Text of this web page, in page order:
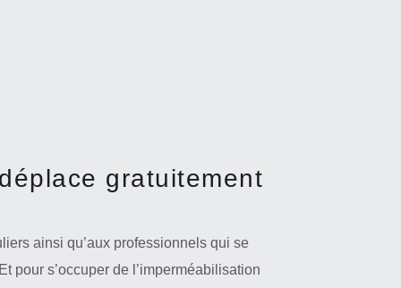
gratuitement
ainsi qu’aux professionnels qui se
pour s’occuper de l’imperméabilisation